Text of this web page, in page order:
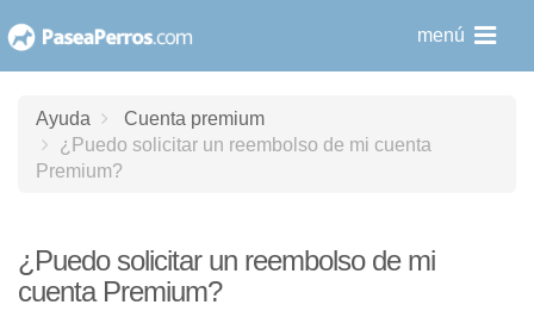
al
menú
Ayuda
Cuenta premium
¿Puedo solicitar un reembolso de mi cuenta
Premium?
¿Puedo solicitar un reembolso de mi
cuenta Premium?